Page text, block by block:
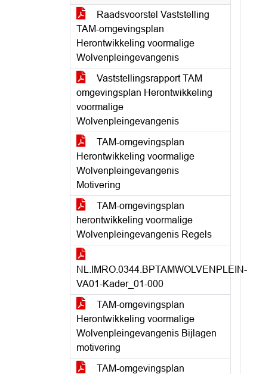
Raadsvoorstel Vaststelling
TAM-omgevingsplan
Herontwikkeling voormalige
Wolvenpleingevangenis
Vaststellingsrapport TAM
omgevingsplan Herontwikkeling
voormalige
Wolvenpleingevangenis
TAM-omgevingsplan
Herontwikkeling voormalige
Wolvenpleingevangenis
Motivering
TAM-omgevingsplan
herontwikkeling voormalige
Wolvenpleingevangenis Regels
NL.IMRO.0344.BPTAMWOLVENPLEIN-
VA01-Kader_01-000
TAM-omgevingsplan
Herontwikkeling voormalige
Wolvenpleingevangenis Bijlagen
motivering
TAM-omgevingsplan